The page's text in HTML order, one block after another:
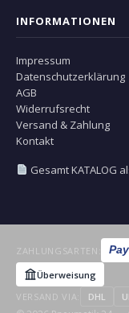
INFORMATIONEN
Impressum
Datenschutzerklärung
AGB
Widerrufsrecht
Versand & Zahlung
Kontakt
Gesamt KATALOG
ZAHLUNGSARTEN:
Überweisung
VERSAND VIA:
DHL